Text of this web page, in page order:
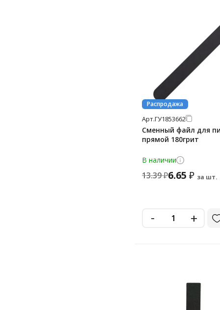
Распродажа
Арт.ГУ1853662
Сменный файл для
прямой 180грит
В наличии
13.39₽6.65 ₽ за шт.
- +